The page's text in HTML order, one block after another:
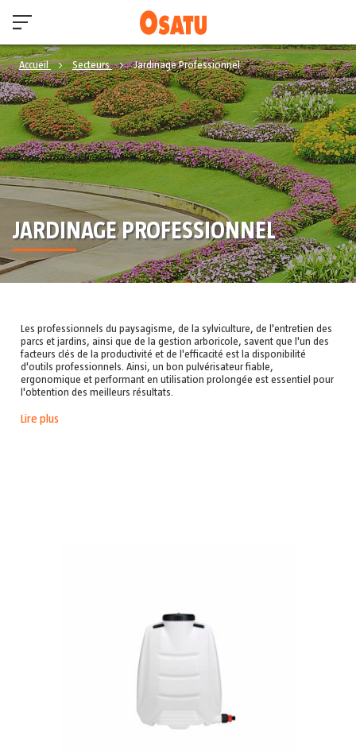
Accueil Secteurs Jardinage Professionnel
JARDINAGE PROFESSIONNEL
Les professionnels du paysagisme, de la sylviculture, de l'entretien des
parcs et jardins, ainsi que de la gestion arboricole, savent que l'un des
facteurs clés de la productivité et de l'efficacité est la disponibilité
d'outils professionnels. Ainsi, un bon pulvérisateur fiable,
ergonomique et performant en utilisation prolongée est essentiel pour
l'obtention des meilleurs résultats.
Lire plus